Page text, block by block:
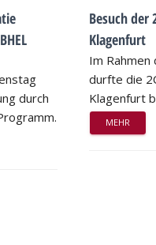
durch
Besuch der
Klagenfurt
Im
durfte die
Klagenfurt
MEHR